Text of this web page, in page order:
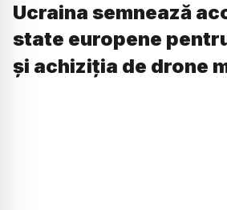
Ucraina semnează
state europene
și achiziția de drone